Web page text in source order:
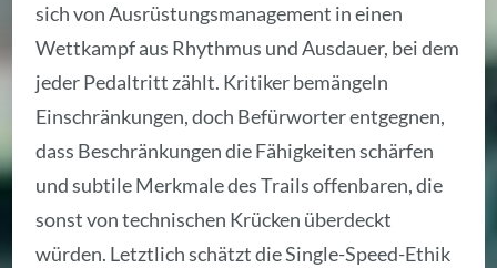
sich von Ausrüstungsmanagement in einen
Wettkampf aus Rhythmus und Ausdauer, bei dem
jeder Pedaltritt zählt. Kritiker bemängeln
Einschränkungen, doch Befürworter entgegnen,
dass Beschränkungen die Fähigkeiten schärfen
und subtile Merkmale des Trails offenbaren, die
sonst von technischen Krücken überdeckt
würden. Letztlich schätzt die Single-Speed-Ethik